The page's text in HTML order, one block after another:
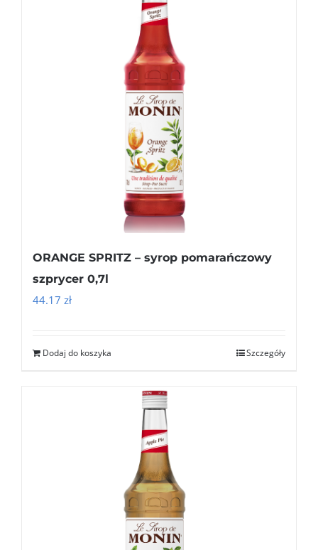
ORANGE SPRITZ – syrop pomarańczowy
szprycer 0,7l
44.17 zł
Dodaj do koszyka Szczegóły